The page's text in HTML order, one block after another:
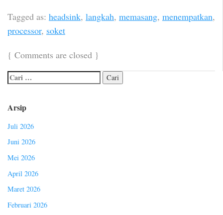
Tagged as: headsink, langkah, memasang, menempatkan,
processor, soket
{ Comments are closed }
Arsip
Juli 2026
Juni 2026
Mei 2026
April 2026
Maret 2026
Februari 2026